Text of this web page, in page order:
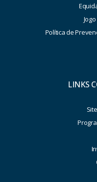
Política de
LINKS